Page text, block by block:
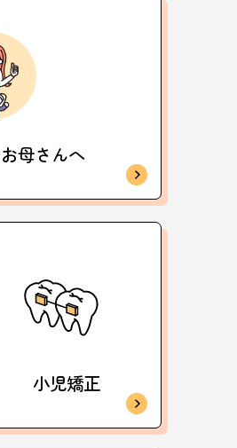
お母さんへ
小児矯正